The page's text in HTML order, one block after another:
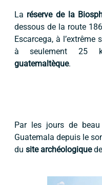
La réserve de la
dessous de la route
Escarcega, à
à seulement 25
guatemaltèque.
Par les jours de
Guatemala depuis le
du site archéologique